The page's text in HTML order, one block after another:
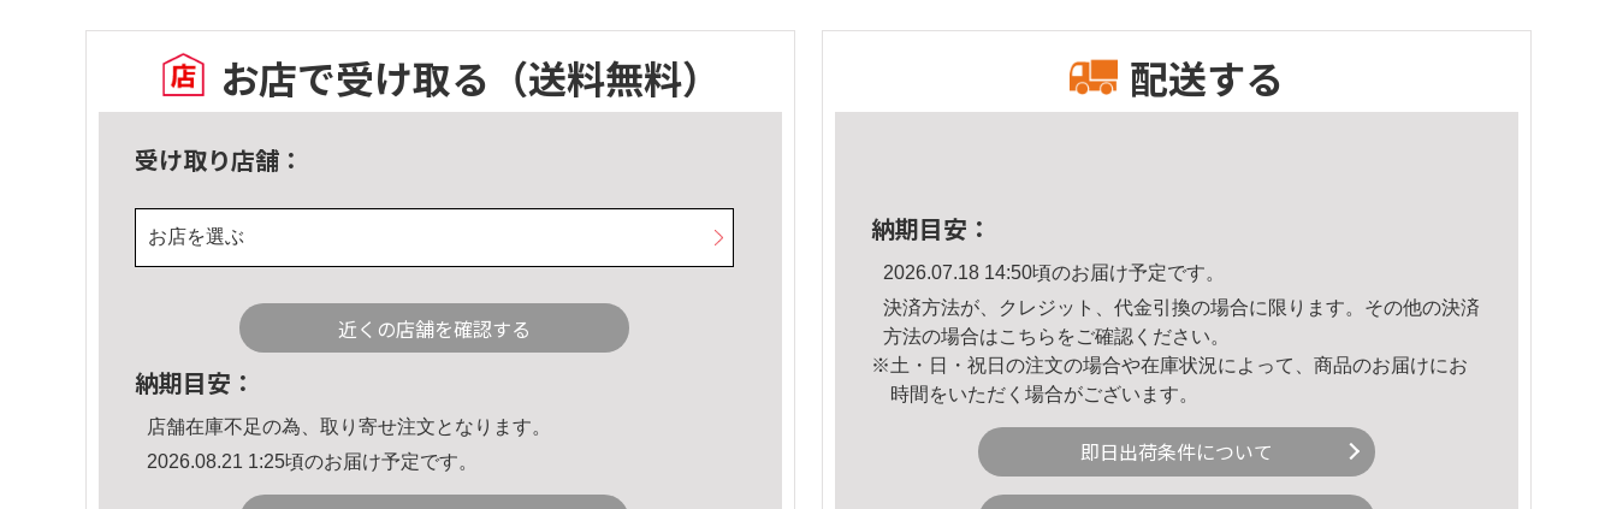
お店で受け取る （送料無料）
受け取り店舗：
お店を選ぶ
近くの店舗を確認する
納期目安：
店舗在庫不足の為、取り寄せ注文となります。
2026.08.21 1:25頃のお届け予定です。
配送する
納期目安：
2026.07.18 14:50頃のお届け予定です。
決済方法が、クレジット、代金引換の場合に限ります。その他の決済
方法の場合はこちら をご確認ください。
※土・日・祝日の注文の場合や在庫状況によって、商品のお届けにお
時間をいただく場合がございます。
即日出荷条件について